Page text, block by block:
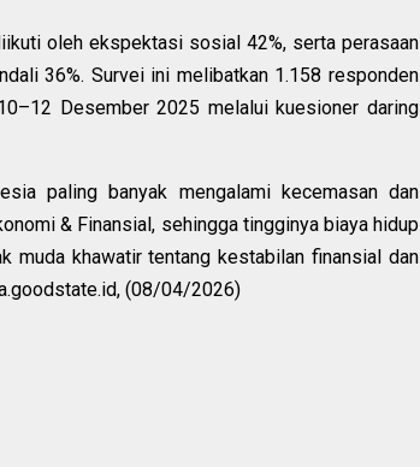
oleh ekspektasi sosial 42%, serta perasaan
36%. Survei ini melibatkan 1.158 responden
Desember 2025 melalui kuesioner daring
paling banyak mengalami kecemasan dan
& Finansial, sehingga tingginya biaya hidup
muda khawatir tentang kestabilan finansial dan
(08/04/2026)